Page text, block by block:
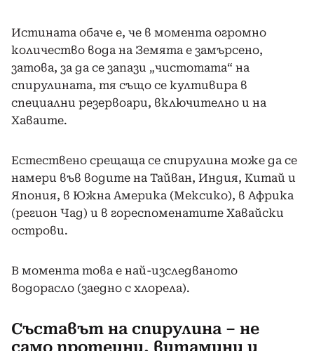
Истината обаче е, че в момента огромно
количество вода на Земята е замърсено,
затова, за да се запази „чистотата“ на
спирулината, тя също се култивира в
специални резервоари, включително и на
Хаваите.
Естествено срещаща се спирулина може да се
намери във водите на Тайван, Индия, Китай и
Япония, в Южна Америка (Мексико), в Африка
(регион Чад) и в гореспоменатите Хавайски
острови.
В момента това е най-изследваното
водорасло (заедно с хлорела).
Съставът на спирулина – не
само протеини, витамини и